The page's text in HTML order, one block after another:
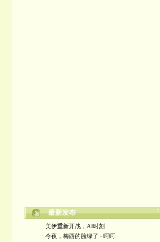
最新发布
· 美伊重新开战，AI时刻
· 今夜，梅西的脸绿了 - 呵呵